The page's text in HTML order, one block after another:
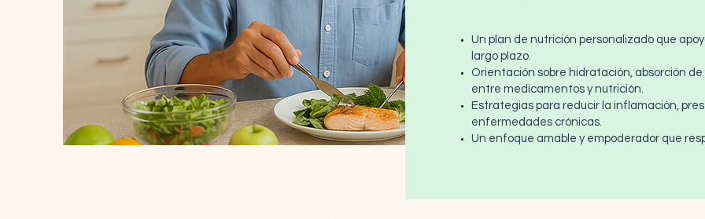
Un plan de nutrición personalizado que
largo plazo.
Orientación sobre hidratación, absorción
entre medicamentos y nutrición.
Estrategias para reducir la inflamación,
enfermedades crónicas.
Un enfoque amable y empoderador que